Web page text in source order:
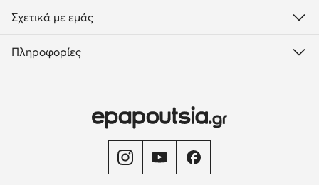
Σχετικά με εμάς
Πληροφορίες